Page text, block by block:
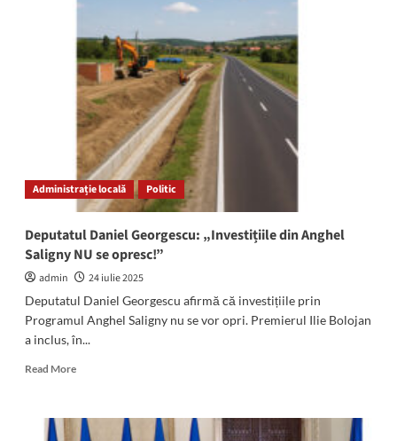
DESCHISĂ
deputatului
Daniel
Georgescu:
„Domnule
Ilie
Bolojan,
nu
sunteți
premierul
reformei,
austerității
și
al
Administrație locală Politic
Deputatul Daniel Georgescu: „Investițiile din Anghel
Saligny NU se opresc!”
admin
24 iulie 2025
Deputatul Daniel Georgescu afirmă că investițiile prin
Programul Anghel Saligny nu se vor opri. Premierul Ilie Bolojan
a inclus, în...
Read MoreRead
Deputatul
Daniel